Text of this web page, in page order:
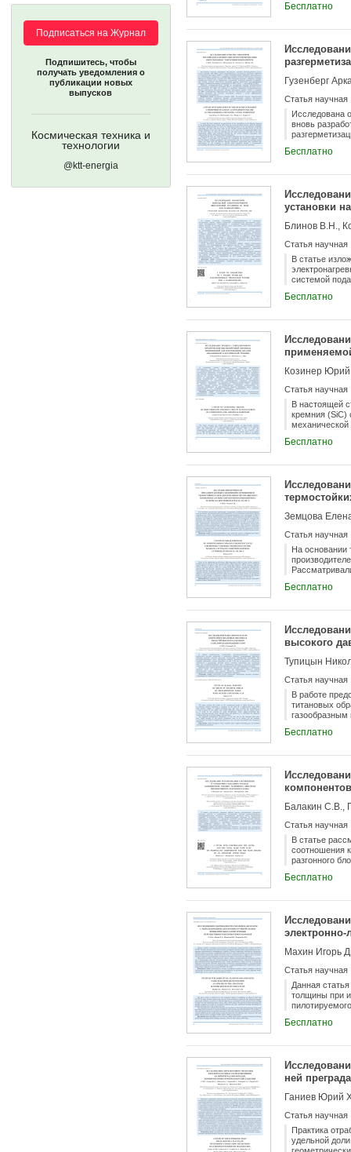
Подписаться на Журнал
Подпишитесь, чтобы
получать уведомления о
публикации новых
выпусков
Космическая техника и
технологии
@ktt-energia
применение
Бесплатно
Статья научная
Исследована
вновь
контуре
атмосферу
очистки
Бесплатно
установки
Блинов В.Н.,
Статья научная
В статье
системой
автономный
(повышенных)
~20 г и
проведены
массой 8 кг с
давлению на
Бесплатно
Козинер Юрий
Статья научная
В настоящей
кремния (SiC)
механической
этим в
влияние
Бесплатно
Земцова
Статья научная
На основании
клеевых
под
полученных
образцов
Бесплатно
высокого
Тупицын
Статья научная
В работе
титановых
результате
процессов,
Бесплатно
Балакин С.В.,
Статья научная
В статье
соотношения
разгонного
Аналитически
уменьшить
Бесплатно
электронно-
Махин Игорь
Статья научная
Данная
толщины при
после сварки
режима,
Определены
Бесплатно
ней
Статья научная
Практика
удельной